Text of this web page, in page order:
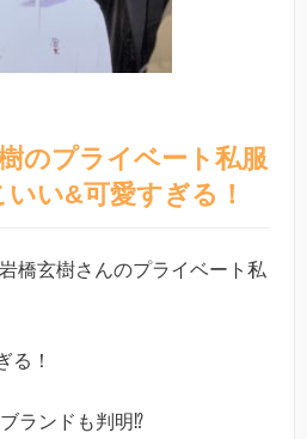
のプライベート私服
い&可愛すぎる！
橋玄樹さんのプライベート私
る！
ランドも判明⁉︎